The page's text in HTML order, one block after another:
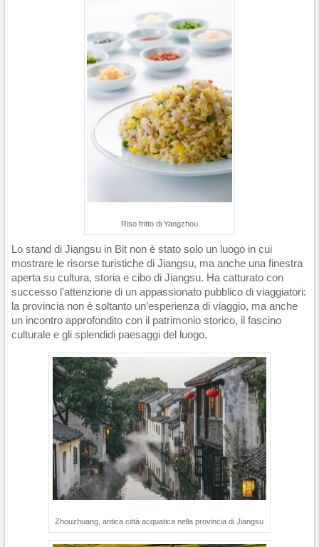
Riso fritto di Yangzhou
Lo stand di Jiangsu in Bit non è stato solo un luogo in cui
mostrare le risorse turistiche di Jiangsu, ma anche una finestra
aperta su cultura, storia e cibo di Jiangsu. Ha catturato con
successo l’attenzione di un appassionato pubblico di viaggiatori:
la provincia non è soltanto un’esperienza di viaggio, ma anche
un incontro approfondito con il patrimonio storico, il fascino
culturale e gli splendidi paesaggi del luogo.
Zhouzhuang, antica città acquatica nella provincia di Jiangsu